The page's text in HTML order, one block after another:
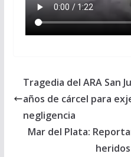
Tragedia del ARA San
años de cárcel para
negligencia
Mar del Plata: